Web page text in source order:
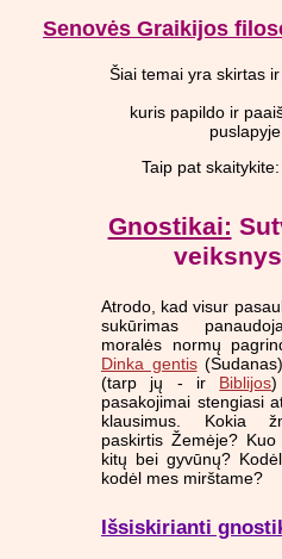
Senovės Graikijos
Šiai temai yra skirtas ir
kuris papildo ir
Taip pat skaitykite:
Gnostikai:
veiksnys
Atrodo, kad visur
sukūrimas
moralės normų
Dinka gentis
(tarp jų - ir Biblijos)
pasakojimai stengiasi
klausimus. Kokia
paskirtis Žemėje?
kitų bei gyvūnų?
kodėl mes mirštame?
Išsiskirianti